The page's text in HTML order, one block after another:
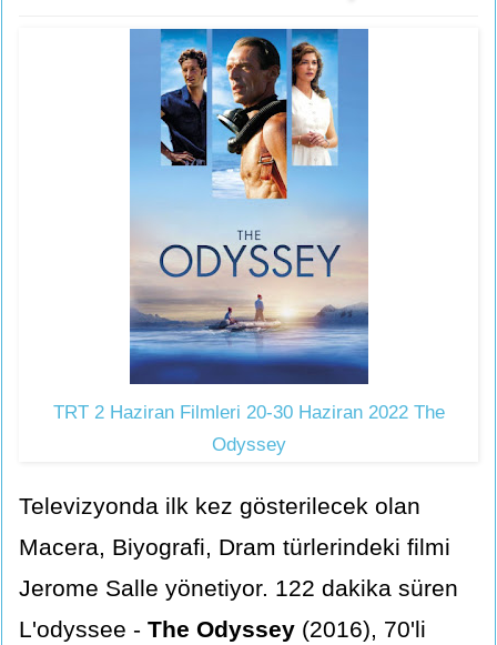
TRT 2 Haziran Filmleri 20-30 Haziran 2022 The
Odyssey
Televizyonda ilk kez gösterilecek olan
Macera, Biyografi, Dram türlerindeki filmi
Jerome Salle yönetiyor. 122 dakika süren
L'odyssee - The Odyssey (2016), 70'li